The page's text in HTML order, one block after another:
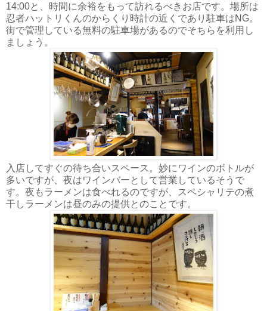
14:00と、時間に余裕をもって訪れるべきお店です。場所は
忍者ハットリくんのからくり時計の近くであり駐車はNG。
街で管理している無料の駐車場があるのでそちらを利用し
ましょう。
入店してすぐの待ち合いスペース。妙にワインのボトルが
多いですが、夜はワインバーとして営業しているそうで
す。夜もラーメンは食べれるのですが、スペシャリテの煮
干しラーメンは昼のみの提供とのことです。